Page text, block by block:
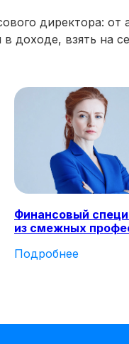
директора: от
доходе, взять на
Финансовый
из смежных
Подробнее